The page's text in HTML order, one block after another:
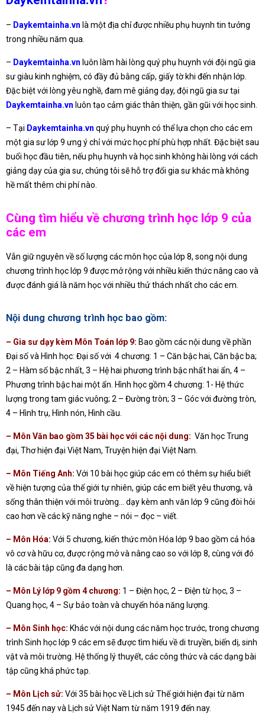
– Daykemtainha.vn là một địa chỉ được nhiều phụ huynh tin tưởng
trong nhiều năm qua.
– Daykemtainha.vn luôn làm hài lòng quý phụ huynh với đội ngũ gia
sư giàu kinh nghiệm, có đầy đủ bằng cấp, giấy tờ khi đến nhận lớp.
Đặc biệt với lòng yêu nghề, đam mê giảng dạy, đội ngũ gia sư tại
Daykemtainha.vn luôn tạo cảm giác thân thiện, gần gũi với học sinh.
– Tại Daykemtainha.vn quý phụ huynh có thể lựa chọn cho các em
một gia sư lớp 9 ưng ý chỉ với mức học phí phù hợp nhất. Đặc biệt sau
buổi học đầu tiên, nếu phụ huynh và học sinh không hài lòng với cách
giảng dạy của gia sư, chúng tôi sẽ hỗ trợ đổi gia sư khác mà không
hề mất thêm chi phí nào.
Cùng tìm hiểu về chương trình học lớp 9 của
các em
Vẫn giữ nguyên về số lượng các môn học của lớp 8, song nội dung
chương trình học lớp 9 được mở rộng với nhiều kiến thức nâng cao và
được đánh giá là năm học với nhiều thử thách nhất cho các em.
Nội dung chương trình học bao gồm:
– Gia sư dạy kèm Môn Toán lớp 9: Bao gồm các nội dung về phần
Đại số và Hình học: Đại số với 4 chương: 1 – Căn bậc hai, Căn bậc ba;
2 – Hàm số bậc nhất, 3 – Hệ hai phương trình bậc nhất hai ẩn, 4 –
Phương trình bậc hai một ẩn. Hình học gồm 4 chương: 1- Hệ thức
lượng trong tam giác vuông; 2 – Đường tròn; 3 – Góc với đường tròn,
4 – Hình trụ, Hình nón, Hình cầu.
– Môn Văn bao gồm 35 bài học với các nội dung: Văn học Trung
đại, Thơ hiện đại Việt Nam, Truyện hiện đại Việt Nam.
– Môn Tiếng Anh: Với 10 bài học giúp các em có thêm sự hiểu biết
về hiện tượng của thế giới tự nhiên, giúp các em biết yêu thương, và
sống thân thiện với môi trường… dạy kèm anh văn lớp 9 cũng đòi hỏi
cao hơn về các kỹ năng nghe – nói – đọc – viết.
– Môn Hóa: Với 5 chương, kiến thức môn Hóa lớp 9 bao gồm cả hóa
vô cơ và hữu cơ, được rộng mở và nâng cao so với lớp 8, cùng với đó
là các bài tập cũng đa dạng hơn.
– Môn Lý lớp 9 gồm 4 chương: 1 – Điện học, 2 – Điện từ học, 3 –
Quang học, 4 – Sự bảo toàn và chuyển hóa năng lượng.
– Môn Sinh học: Khác với nội dung các năm học trước, trong chương
trình Sinh học lớp 9 các em sẽ được tìm hiểu về di truyền, biến dị, sinh
vật và môi trường. Hệ thống lý thuyết, các công thức và các dạng bài
tập cũng khá phức tạp.
– Môn Lịch sử: Với 35 bài học về Lịch sử Thế giới hiện đại từ năm
1945 đến nay và Lịch sử Việt Nam từ năm 1919 đến nay.